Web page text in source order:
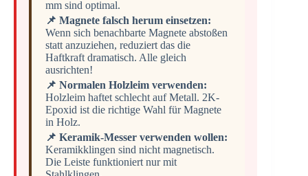
mm sind optimal.
📌 Magnete falsch herum einsetzen:
Wenn sich benachbarte Magnete abstoßen
statt anzuziehen, reduziert das die
Haftkraft dramatisch. Alle gleich
ausrichten!
📌 Normalen Holzleim verwenden:
Holzleim haftet schlecht auf Metall. 2K-
Epoxid ist die richtige Wahl für Magnete
in Holz.
📌 Keramik-Messer verwenden wollen:
Keramikklingen sind nicht magnetisch.
Die Leiste funktioniert nur mit